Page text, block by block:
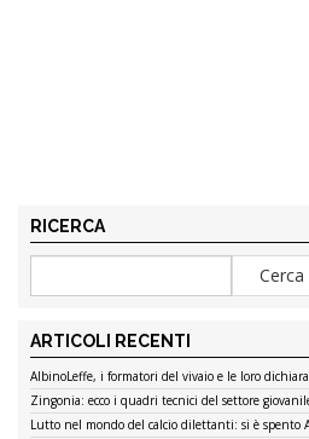
RICERCA
ARTICOLI RECENTI
AlbinoLeffe, i formatori del vivaio e le loro
Zingonia: ecco i quadri tecnici del settore
Lutto nel mondo del calcio dilettanti: si è spento